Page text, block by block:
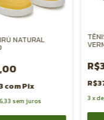
NATURAL
comPix
sem juros 3x